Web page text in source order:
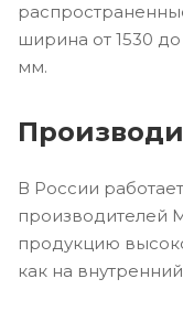
ширина от 1530
мм.
В России
производителей
продукцию
как на